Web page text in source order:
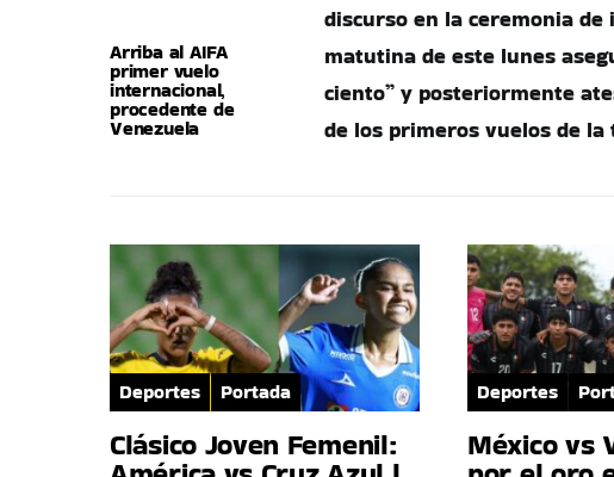
Arriba al AIFA
primer vuelo
internacional,
procedente de
Venezuela
discurso en la ceremonia
matutina de este lunes
ciento” y posteriormente
de los primeros vuelos de
Deportes Portada
Clásico Joven Femenil:
Deportes
México vs